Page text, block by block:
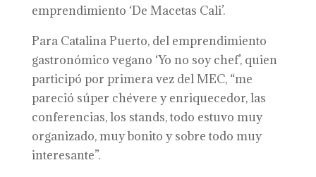
emprendimiento ‘De Macetas Cali’.
Para Catalina Puerto, del emprendimiento
gastronómico vegano ‘Yo no soy chef’, quien
participó por primera vez del MEC, “me
pareció súper chévere y enriquecedor, las
conferencias, los stands, todo estuvo muy
organizado, muy bonito y sobre todo muy
interesante”.